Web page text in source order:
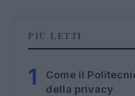
PIÙ LETTI
1
Come il
della privacy